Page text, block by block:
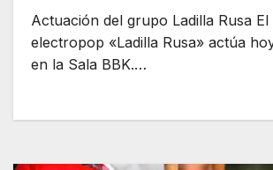
Actuación del grupo Ladilla Rusa
electropop «Ladilla Rusa» actúa
en la Sala BBK.…